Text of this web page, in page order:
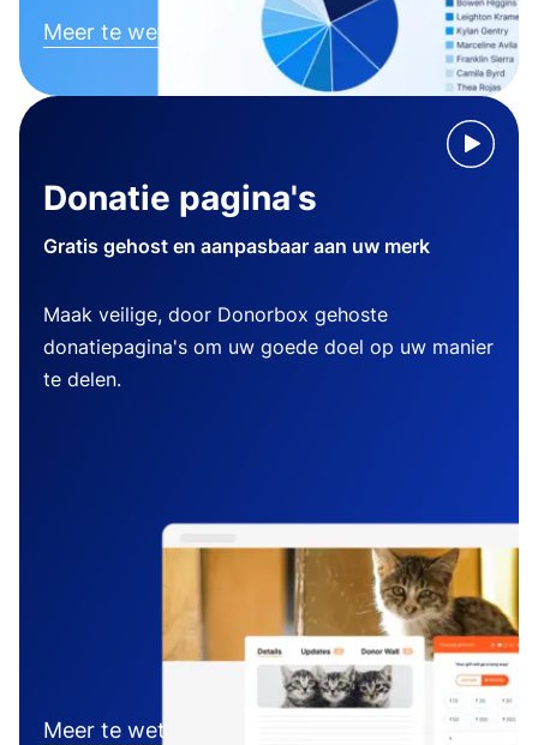
Meer te weten komen
Donatie pagina's
Gratis gehost en aanpasbaar aan uw merk
Maak veilige, door Donorbox gehoste
donatiepagina's om uw goede doel op uw manier
te delen.
Meer te weten komen